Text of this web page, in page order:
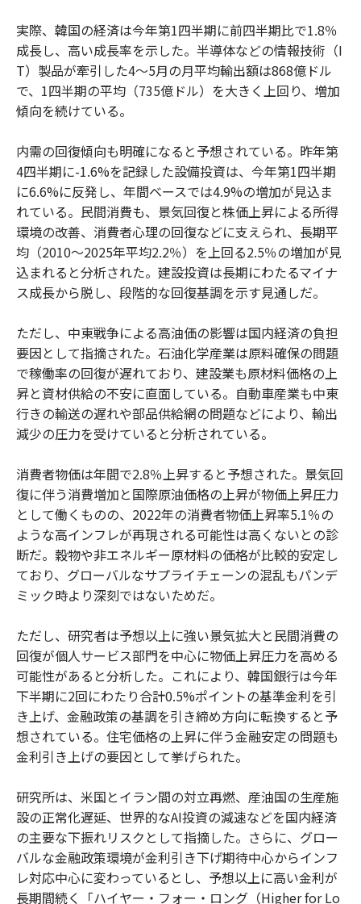
実際、韓国の経済は今年第1四半期に前四半期比で1.8％
成長し、高い成長率を示した。半導体などの情報技術（I
T）製品が牽引した4～5月の月平均輸出額は868億ドル
で、1四半期の平均（735億ドル）を大きく上回り、増加
傾向を続けている。
内需の回復傾向も明確になると予想されている。昨年第
4四半期に-1.6%を記録した設備投資は、今年第1四半期
に6.6%に反発し、年間ベースでは4.9%の増加が見込ま
れている。民間消費も、景気回復と株価上昇による所得
環境の改善、消費者心理の回復などに支えられ、長期平
均（2010〜2025年平均2.2％）を上回る2.5％の増加が見
込まれると分析された。建設投資は長期にわたるマイナ
ス成長から脱し、段階的な回復基調を示す見通しだ。
ただし、中東戦争による高油価の影響は国内経済の負担
要因として指摘された。石油化学産業は原料確保の問題
で稼働率の回復が遅れており、建設業も原材料価格の上
昇と資材供給の不安に直面している。自動車産業も中東
行きの輸送の遅れや部品供給網の問題などにより、輸出
減少の圧力を受けていると分析されている。
消費者物価は年間で2.8％上昇すると予想された。景気回
復に伴う消費増加と国際原油価格の上昇が物価上昇圧力
として働くものの、2022年の消費者物価上昇率5.1％の
ような高インフレが再現される可能性は高くないとの診
断だ。穀物や非エネルギー原材料の価格が比較的安定し
ており、グローバルなサプライチェーンの混乱もパンデ
ミック時より深刻ではないためだ。
ただし、研究者は予想以上に強い景気拡大と民間消費の
回復が個人サービス部門を中心に物価上昇圧力を高める
可能性があると分析した。これにより、韓国銀行は今年
下半期に2回にわたり合計0.5%ポイントの基準金利を引
き上げ、金融政策の基調を引き締め方向に転換すると予
想されている。住宅価格の上昇に伴う金融安定の問題も
金利引き上げの要因として挙げられた。
研究所は、米国とイラン間の対立再燃、産油国の生産施
設の正常化遅延、世界的なAI投資の減速などを国内経済
の主要な下振れリスクとして指摘した。さらに、グロー
バルな金融政策環境が金利引き下げ期待中心からインフ
レ対応中心に変わっているとし、予想以上に高い金利が
長期間続く「ハイヤー・フォー・ロング（Higher for Lo